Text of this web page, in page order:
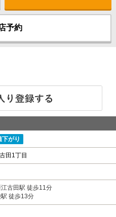
予約
下がり
田1丁目
古田駅 徒歩11分
徒歩13分